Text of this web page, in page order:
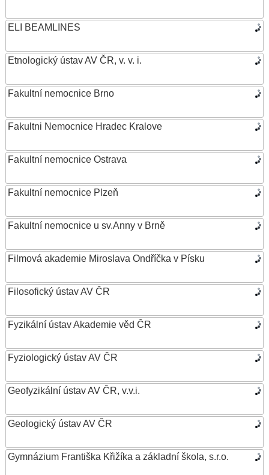
ELI BEAMLINES
Etnologický ústav AV ČR, v. v. i.
Fakultní nemocnice Brno
Fakultni Nemocnice Hradec Kralove
Fakultní nemocnice Ostrava
Fakultní nemocnice Plzeň
Fakultní nemocnice u sv.Anny v Brně
Filmová akademie Miroslava Ondříčka v Písku
Filosofický ústav AV ČR
Fyzikální ústav Akademie věd ČR
Fyziologický ústav AV ČR
Geofyzikální ústav AV ČR, v.v.i.
Geologický ústav AV ČR
Gymnázium Františka Křižíka a základní škola, s.r.o.